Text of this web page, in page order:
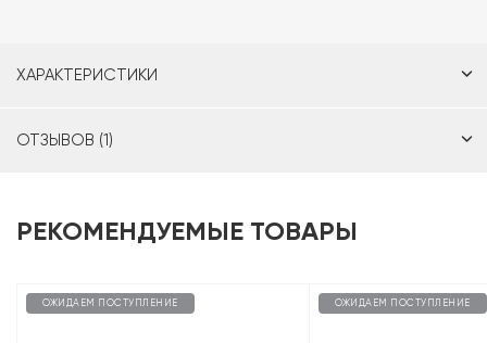
ХАРАКТЕРИСТИКИ
ОТЗЫВОВ (1)
РЕКОМЕНДУЕМЫЕ ТОВАРЫ
ОЖИДАЕМ ПОСТУПЛЕНИЕ ОЖИДАЕМ ПОСТУПЛЕНИЕ